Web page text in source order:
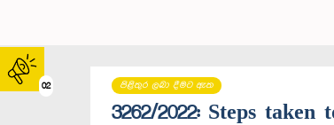
02 පිළිතුර ලබා දීමට ඇත
3262/2022: Steps